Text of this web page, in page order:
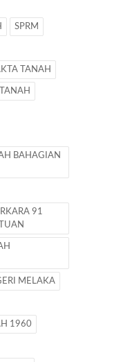
SPRM
TANAH
BAHAGIAN
91
MELAKA
1960